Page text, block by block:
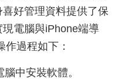
好管理資料提供了保
電腦與iPhone端導
作過程如下：
中安裝軟體。